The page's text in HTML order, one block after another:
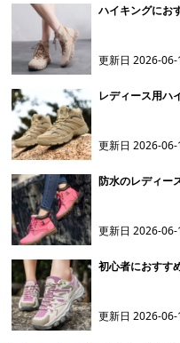
ハイキングにお
更新日2026-06-
レディース用ハ
更新日2026-06-
防水のレディー
更新日2026-06-
初心者におすす
更新日2026-06-